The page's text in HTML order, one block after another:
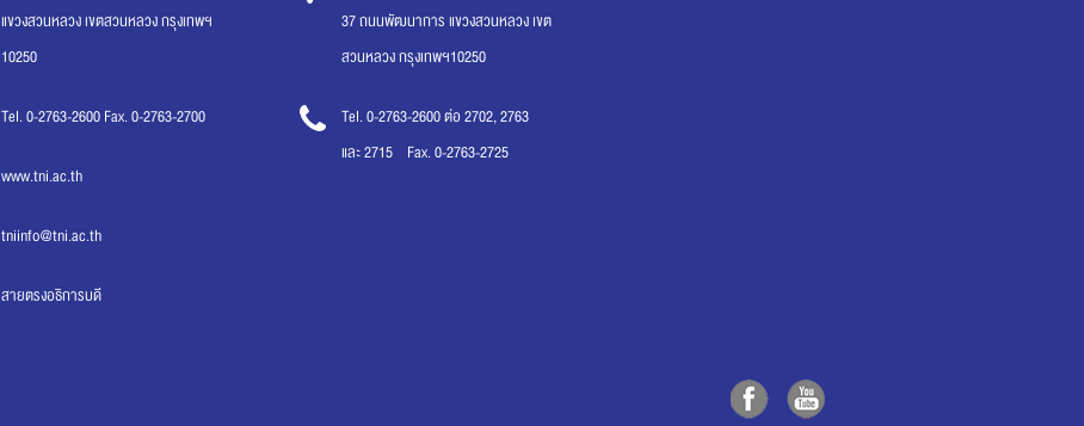
แขวงสวนหลวง เขตสวนหลวง กรุงเทพฯ
10250
Tel. 0-2763-2600 Fax. 0-2763-2700
www.tni.ac.th
tniinfo@tni.ac.th
สายตรงอธิการบดี
37 ถนนพัฒนาการ แขวงสวนหลวง เขต
สวนหลวง กรุงเทพฯ10250
Tel. 0-2763-2600 ต่อ 2702, 2763
และ 2715 Fax. 0-2763-2725